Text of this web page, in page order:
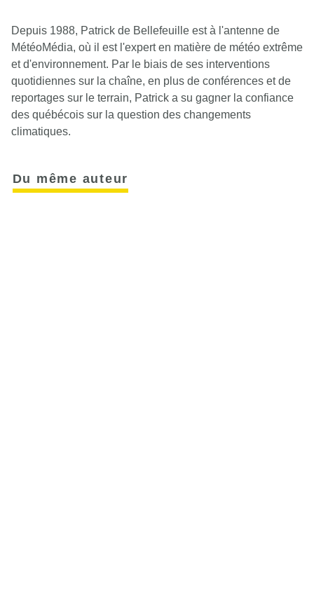
Depuis 1988, Patrick de Bellefeuille est à l'antenne de
MétéoMédia, où il est l'expert en matière de météo extrême
et d'environnement. Par le biais de ses interventions
quotidiennes sur la chaîne, en plus de conférences et de
reportages sur le terrain, Patrick a su gagner la confiance
des québécois sur la question des changements
climatiques.
Du même auteur